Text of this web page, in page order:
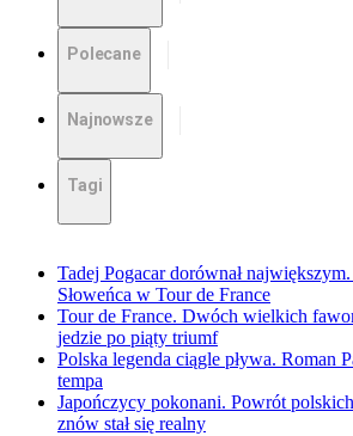
Polecane
Najnowsze
Tagi
Tadej Pogacar dorównał
Słoweńca w Tour de France
Tour de France. Dwóch wielkich
jedzie po piąty triumf
Polska legenda ciągle pływa. Roman
tempa
Japończycy pokonani. Powrót
znów stał się realny